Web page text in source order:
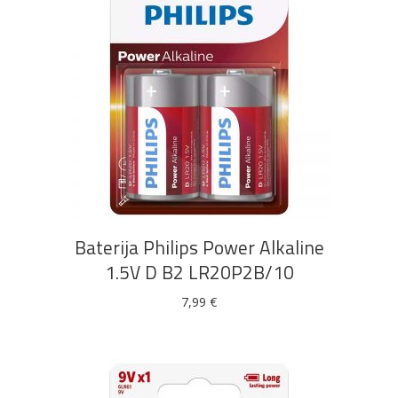
DODAJ U KOŠARICU
Baterija Philips Power Alkaline
1.5V D B2 LR20P2B/10
7,99 €